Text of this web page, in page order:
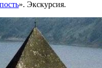
». Экскурсия.